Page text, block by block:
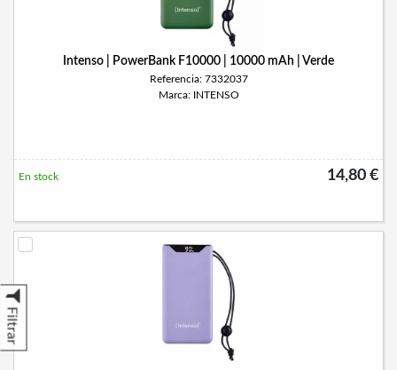
Filtrar
Intenso | PowerBank F10000 | 10000 mAh | Verde
Referencia: 7332037
Marca: INTENSO
14,80 €
En stock